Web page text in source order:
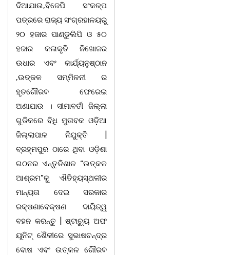
ଦିଆଯାଉ,ବିଜେପି ସଂକଳ୍ପ
ପତ୍ରରେ ରାଜ୍ୟ ସଂଗ୍ରହାଳୟରୁ
୨୦ ହଜାର ପାଣ୍ଡୁଲିପି ଓ ୫୦
ହଜାର କଳାକୃତି ନିଖୋଜର
ଉଧାର ଏବଂ କାର୍ଯ୍ୟନୁଷ୍ଠାନ
,ଉତ୍କଳ ସମ୍ମିଳନୀ ର
ହୃତଗୌରବ ଫେରେଇ
ଅଣାଯାଉ । ସୀମାବର୍ତୀ ଜିଲ୍ଲା
ଗୁଡିକରେ ବିଧି ମୁତାବକ ଓଡ଼ିଆ
ଜିଲ୍ଲାପାଳ ନିଯୁକ୍ତି |
ବ୍ରହ୍ମପୁର ଠାରେ ଥିବା ଓଡ଼ିଶା
ଗଠନର ଏନ୍ତୁଡିଶାଳ “ଉତ୍କଳ
ଆଶ୍ରମ”କୁ ଐତିହ୍ୟସ୍ଥଳୀର
ମାନ୍ୟତା ଦେଇ ସରକାର
ରକ୍ଷଣାବେକ୍ଷଣ ଦାୟିତ୍ୱ
ବହନ କରନ୍ତୁ | ଷ୍ଟାଚ୍ୟୁ ଅଫ
ୟୂନିଟ୍ ଶୈଳୀରେ ସୁଭାଷଚନ୍ଦ୍ର
ବୋଷ ଏବଂ ଉତ୍କଳ ଗୌରବ